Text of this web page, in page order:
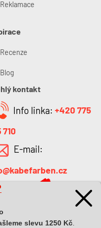
Reklamace
Recenze
Blog
kontakt
Info linka: +420 775
710
E-mail:
slevu 1250 Kč